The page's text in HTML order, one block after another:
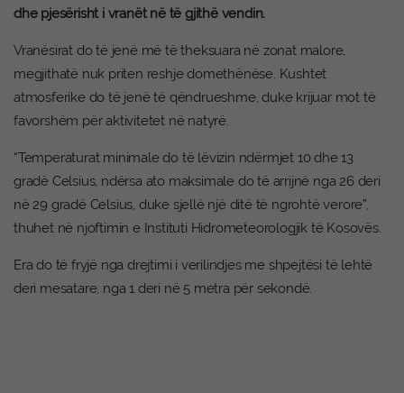
dhe pjesërisht i vranët në të gjithë vendin.
Vranësirat do të jenë më të theksuara në zonat malore,
megjithatë nuk priten reshje domethënëse. Kushtet
atmosferike do të jenë të qëndrueshme, duke krijuar mot të
favorshëm për aktivitetet në natyrë.
“Temperaturat minimale do të lëvizin ndërmjet 10 dhe 13
gradë Celsius, ndërsa ato maksimale do të arrijnë nga 26 deri
në 29 gradë Celsius, duke sjellë një ditë të ngrohtë verore”,
thuhet në njoftimin e Instituti Hidrometeorologjik të Kosovës.
Era do të fryjë nga drejtimi i verilindjes me shpejtësi të lehtë
deri mesatare, nga 1 deri në 5 metra për sekondë.